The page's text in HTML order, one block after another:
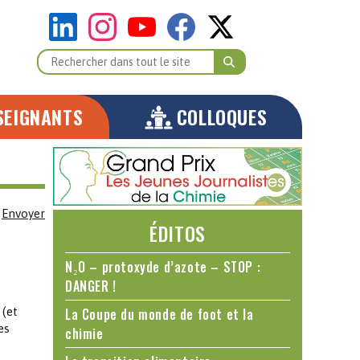
COLLOQUES
Envoyer
(et
ÉDITOS
N₂O – protoxyde d’azote – STOP :
DANGER !
La Coupe du monde de foot et la
chimie